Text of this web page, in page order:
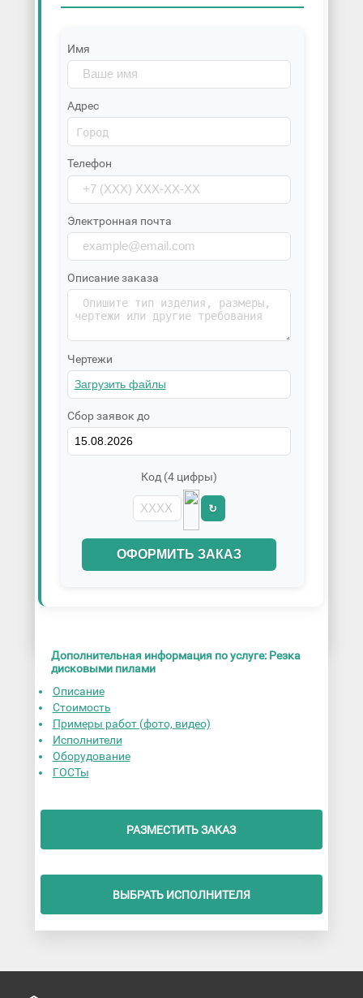
Имя
Адрес
Телефон
Электронная почта
Описание заказа
Чертежи
Сбор заявок до
Код (4 цифры)
↻
ОФОРМИТЬ ЗАКАЗ
Дополнительная информация по услуге: Резка
дисковыми пилами
Описание
Стоимость
Примеры работ (фото, видео)
Исполнители
Оборудование
ГОСТы
РАЗМЕСТИТЬ ЗАКАЗ
ВЫБРАТЬ ИСПОЛНИТЕЛЯ